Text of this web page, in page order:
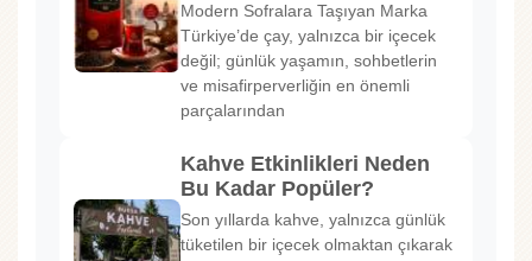
Modern Sofralara Taşıyan Marka
Türkiye’de çay, yalnızca bir içecek
değil; günlük yaşamın, sohbetlerin
ve misafirperverliğin en önemli
parçalarından
Kahve Etkinlikleri Neden
Bu Kadar Popüler?
Son yıllarda kahve, yalnızca günlük
tüketilen bir içecek olmaktan çıkarak